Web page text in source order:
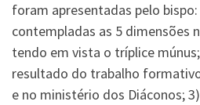
foram apresentadas pelo
contempladas as 5 dimensões
tendo em vista o tríplice
resultado do trabalho
e no ministério dos Diáconos;